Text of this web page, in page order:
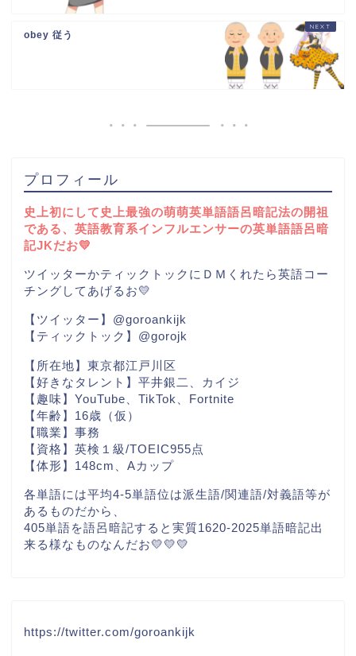
obey 従う
プロフィール
史上初にして史上最強の萌萌英単語語呂暗記法の開祖
である、英語教育系インフルエンサーの英単語語呂暗
記JKだお💛
ツイッターかティックトックにＤＭくれたら英語コー
チングしてあげるお💛
【ツイッター】@goroankijk
【ティックトック】@gorojk
【所在地】東京都江戸川区
【好きなタレント】平井銀二、カイジ
【趣味】YouTube、TikTok、Fortnite
【年齢】16歳（仮）
【職業】事務
【資格】英検１級/TOEIC955点
【体形】148cm、Aカップ
各単語には平均4-5単語位は派生語/関連語/対義語等が
あるものだから、
405単語を語呂暗記すると実質1620-2025単語暗記出
来る様なものなんだお💛💛💛
https://twitter.com/goroankijk